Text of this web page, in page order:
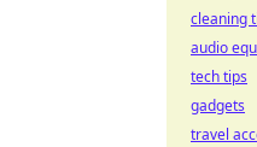
cleaning
audio
tech tips
gadgets
travel